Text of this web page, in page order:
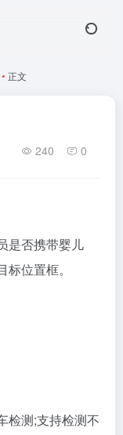
• 正文
240 0
是否携带婴儿
位置框。
检测;支持检测不